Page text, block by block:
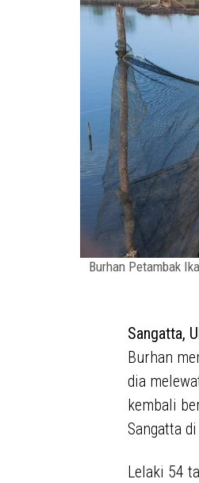
Burhan Petambak
Sangatta,
Burhan
dia
kembali
Sangatta
Lelaki 54